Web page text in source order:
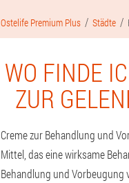
Ostelife Premium Plus Städte
WO FINDE
ZUR
Creme zur Behandlung und
Mittel, das eine wirksame
Behandlung und Vorbeugung